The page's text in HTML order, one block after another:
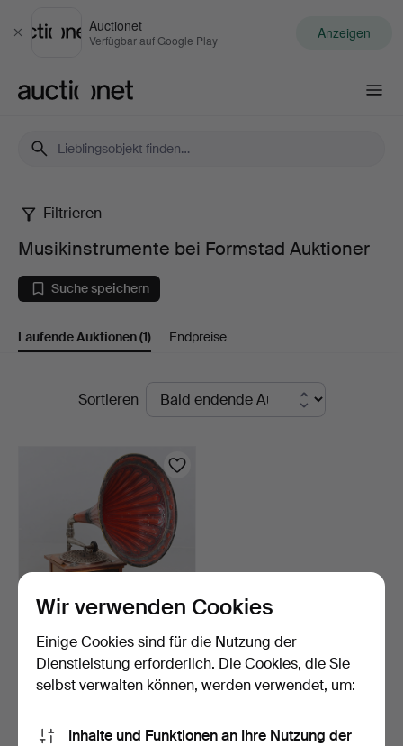
Schließen
Auctionet
Verfügbar auf Google Play Anzeigen
Musikinstrumente
bei
Formstad
Auktioner
Filtrieren
Musikinstrumente bei Formstad Auktioner
Suche speichern
Laufende Auktionen(1) Endpreise
LaufendeSortieren
TRICHTERGRAMMOPHO
N, 19./20. Jahrhundert.
15 Tage
Wir verwenden Cookies
Einige Cookies sind für die Nutzung der
Dienstleistung erforderlich. Die Cookies, die Sie
selbst verwalten können, werden verwendet, um:
Inhalte und Funktionen an Ihre Nutzung der